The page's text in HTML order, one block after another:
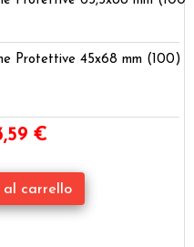
Protettive 45x68 mm (100) -
€